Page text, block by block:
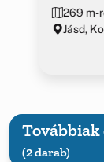
269 m-
Jásd,
Továbbiak
(2 darab)